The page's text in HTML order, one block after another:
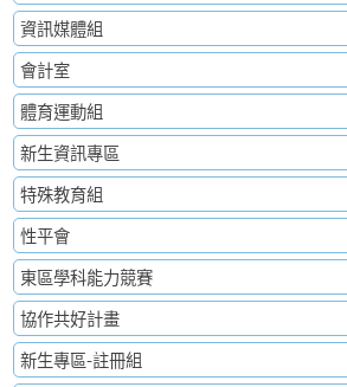
資訊媒體組
會計室
體育運動組
新生資訊專區
特殊教育組
性平會
東區學科能力競賽
協作共好計畫
新生專區-註冊組